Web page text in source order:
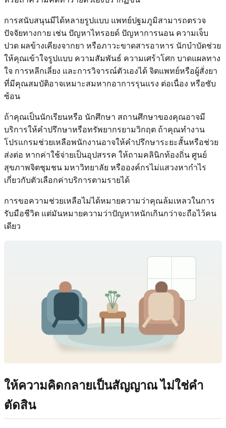
การสนับสนุนมีได้หลายรูปแบบ แพทย์ปฐมภูมิสามารถตรวจ
ปัจจัยทางกาย เช่น ปัญหาไทรอยด์ ปัญหาการนอน ความเจ็บ
ปวด ผลข้างเคียงจากยา หรือภาวะขาดสารอาหาร นักบำบัดช่วย
ให้คุณเข้าใจรูปแบบ ความสัมพันธ์ ความเศร้าโศก บาดแผลทาง
ใจ การหลีกเลี่ยง และการวิจารณ์ตัวเองได้ จิตแพทย์หรือผู้สั่งยา
ที่มีคุณสมบัติอาจเหมาะสมหากอาการรุนแรง ต่อเนื่อง หรือซับ
ซ้อน
ถ้าคุณเป็นนักเรียนหรือ นักศึกษา สถานศึกษาของคุณอาจมี
บริการให้คำปรึกษาหรือทรัพยากรยามวิกฤต ถ้าคุณทำงาน
โปรแกรมช่วยเหลือพนักงานอาจให้คำปรึกษาระยะสั้นหรือช่วย
ส่งต่อ หากค่าใช้จ่ายเป็นอุปสรรค ให้ถามคลินิกท้องถิ่น ศูนย์
สุขภาพจิตชุมชน มหาวิทยาลัย หรือองค์กรไม่แสวงหากำไร
เกี่ยวกับตัวเลือกค่าบริการตามรายได้
การขอความช่วยเหลือไม่ได้หมายความว่าคุณล้มเหลวในการ
รับมือชีวิต แต่มันหมายความว่าปัญหาหนักเกินกว่าจะถือไว้คน
เดียว
ให้ความคิดกลายเป็นสัญญาณ ไม่ใช่คำ
ตัดสิน